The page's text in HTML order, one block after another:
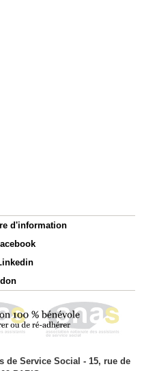
d'information
de Service Social - 15, rue de